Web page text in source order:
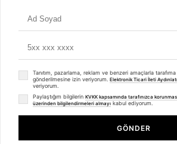
© 2008 - 2026
- Tüm Hakları Saklıdır. Kredi kartı bilgileriniz
Whatsapp
Tanıtım, pazarlama, reklam ve benzeri amaçlarla
gönderilmesine izin veriyorum. Elektronik Ticari İleti
veriyorum.
Paylaştığım bilgilerin KVKK kapsamında tarafınızca
üzerinden bilgilendirmeleri almayı kabul ediyorum.
GÖNDER